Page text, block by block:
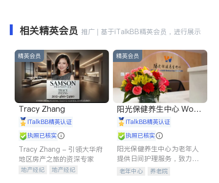
相关精英会员 推广 | 基于iTalkBB精英会员，进行展示
精英会员
Tracy Zhang
iTalkBB精英认证
执照已核实
Tracy Zhang - 引领大华府
地区房产之旅的资深专家
地产经纪
地产经纪
精英会员
阳光保健养生中心 World
shine
iTalkBB精英认证
执照已核实
阳光保健养生中心为老年人
提供日间护理服务，致力于
通过持续的护理创新来有效
老年中心 养老院